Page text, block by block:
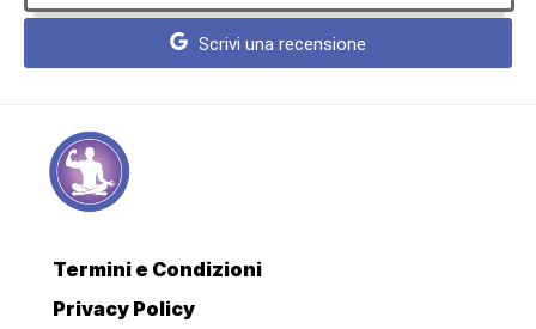
Scrivi una recensione
Termini e Condizioni
Privacy Policy